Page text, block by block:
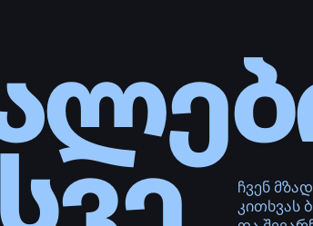
ᲢᲔᲚᲔᲤᲝᲜᲘ
ᲛᲘᲡᲐᲛᲐᲠᲗᲘ
+995 574 711 111
6010 საქართველო, ბათუმი, ხარიტონ
ქ. 4ა
10:00-19:00, ყოველდღე